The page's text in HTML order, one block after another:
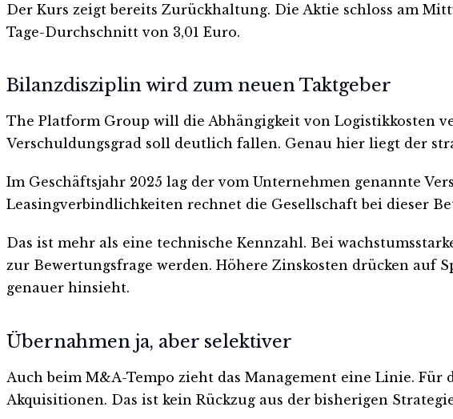
Der Kurs zeigt bereits Zurückhaltung. Die Aktie schloss am
Tage-Durchschnitt von 3,01 Euro.
Bilanzdisziplin wird zum neuen Taktgeber
The Platform Group will die Abhängigkeit von Logistikkosten
Verschuldungsgrad soll deutlich fallen. Genau hier liegt der
Im Geschäftsjahr 2025 lag der vom Unternehmen genannte
Leasingverbindlichkeiten rechnet die Gesellschaft bei dieser
Das ist mehr als eine technische Kennzahl. Bei
zur Bewertungsfrage werden. Höhere Zinskosten drücken auf
genauer hinsieht.
Übernahmen ja, aber selektiver
Auch beim M&A-Tempo zieht das Management eine Linie.
Akquisitionen. Das ist kein Rückzug aus der bisherigen